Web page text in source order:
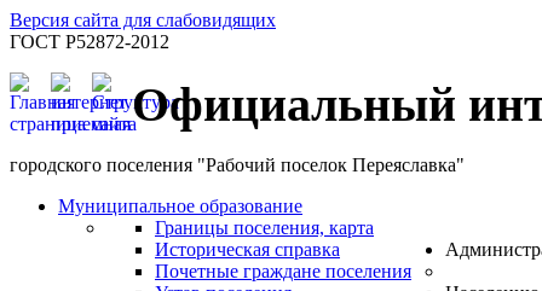
Версия сайта для слабовидящих
ГОСТ Р52872-2012
Официальный
городского поселения "Рабочий поселок Переяславка"
Муниципальное образование
Границы поселения, карта
Историческая справка
Почетные граждане поселения